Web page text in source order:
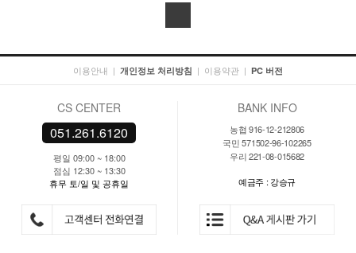
이용안내 | 개인정보 처리방침 | 이용약관 | PC 버전
CS CENTER
051.261.6120
평일 09:00 ~ 18:00
점심 12:30 ~ 13:30
휴무 토/일 및 공휴일
BANK INFO
농협 916-12-212806
국민 571502-96-102265
우리 221-08-015682
예금주 : 강승규